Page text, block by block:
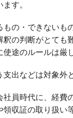
す。
もの・できないも
釈の判断がとても
途のルールは厳
出などは対象外
員時代に、経費
領収証の取り扱い